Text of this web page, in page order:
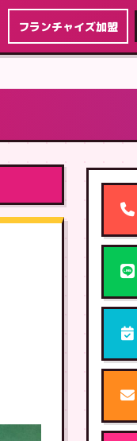
フランチャイズ加盟